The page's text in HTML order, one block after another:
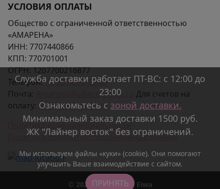
УСЛОВИЯ ОПЛАТЫ
Общество с ограниченной ответственностью
«АМАРЕНА»
ИНН: 7707440866
КПП: 770701001
ОГРН:1207700216877
Телефон:+7(963)666-65-63
Почта:
Amarena@alberogroup.ru
Для счетов на
оплату: bills@auditpoint.ru
Политика конфиденциальности
Политика обработки персональных данных
© 2026 Asian Bistro Eiwa
Служба доставки работает ПТ-ВС: с 12:00 до
23:00
Ознакомьтесь с зоной доставки.
Минимальный заказ доставки 1500 руб.
ЖК "Лайнер восток" без ограничений.
Мы используем файлы «куки» (cookie). Они помогают
улучшить Ваше взаимодействие с сайтом.
ПРИНЯТЬ